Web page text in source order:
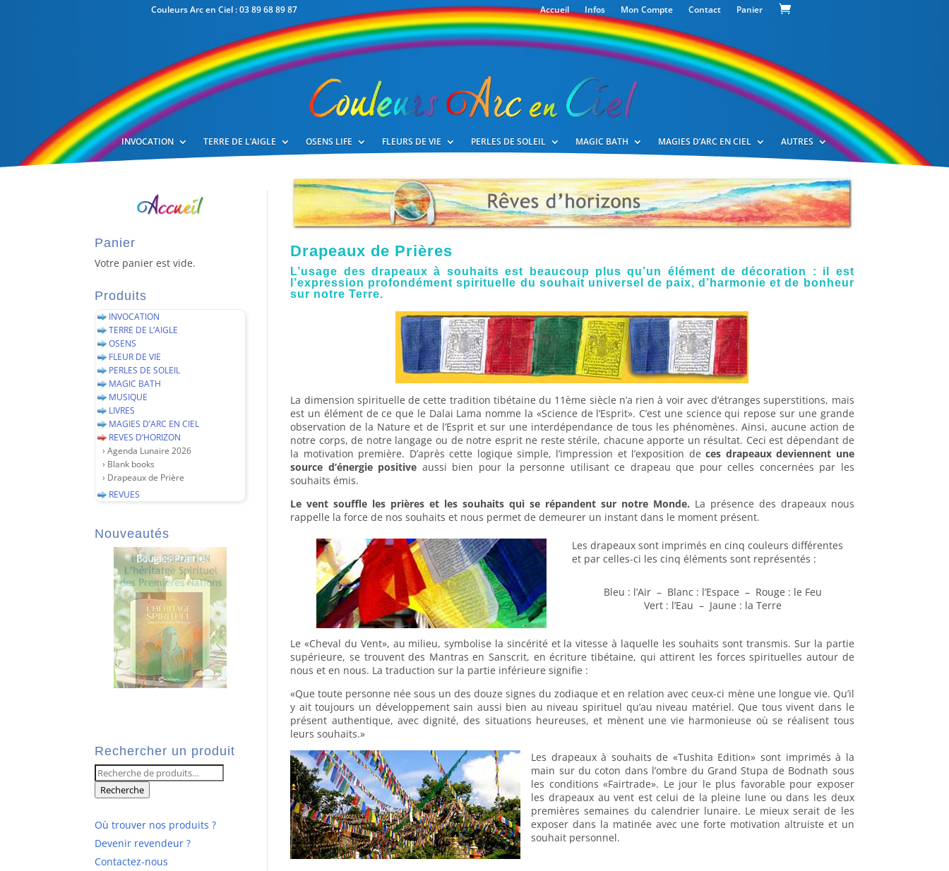
Couleurs Arc en Ciel : 03 89 68 89 87 Accueil Infos Mon Compte Contact Panier—
INVOCATION TERRE DE L’AIGLE OSENS LIFE FLEURS DE VIE PERLES DE SOLEIL MAGIC BATH MAGIES D’ARC EN CIEL AUTRES
Panier
Votre panier est vide.
Produits
INVOCATION
TERRE DE L’AIGLE
OSENS
FLEUR DE VIE
PERLES DE SOLEIL
MAGIC BATH
MUSIQUE
LIVRES
MAGIES D’ARC EN CIEL
REVES D’HORIZON
› Agenda Lunaire 2026
› Blank books
› Drapeaux de Prière
REVUES
Nouveautés
Rechercher un produit
Recherche
pour :
Recherche
Où trouver nos produits ?
Devenir revendeur ?
Contactez-nous
Drapeaux de Prières
L’usage des drapeaux à souhaits est beaucoup plus qu’un élément de décoration : il est
l’expression profondément spirituelle du souhait universel de paix, d’harmonie et de bonheur
sur notre Terre.
La dimension spirituelle de cette tradition tibétaine du 11ème siècle n’a rien à voir avec d’étranges superstitions, mais
est un élément de ce que le Dalai Lama nomme la «Science de l’Esprit». C’est une science qui repose sur une grande
observation de la Nature et de l’Esprit et sur une interdépendance de tous les phénomènes. Ainsi, aucune action de
notre corps, de notre langage ou de notre esprit ne reste stérile, chacune apporte un résultat. Ceci est dépendant de
la motivation première. D’après cette logique simple, l’impression et l’exposition deces drapeaux deviennent une
source d’énergie positive aussi bien pour la personne utilisant ce drapeau que pour celles concernées par les
souhaits émis.
Le vent souffle les prières et les souhaits qui se répandent sur notre Monde. La présence des drapeaux nous
rappelle la force de nos souhaits et nous permet de demeurer un instant dans le moment présent.
Les drapeaux sont imprimés en cinq couleurs différentes
et par celles-ci les cinq éléments sont représentés :
Bleu : l’Air – Blanc : l’Espace – Rouge : le Feu
Vert : l’Eau – Jaune : la Terre
Le «Cheval du Vent», au milieu, symbolise la sincérité et la vitesse à laquelle les souhaits sont transmis. Sur la partie
supérieure, se trouvent des Mantras en Sanscrit, en écriture tibétaine, qui attirent les forces spirituelles autour de
nous et en nous. La traduction sur la partie inférieure signifie :
«Que toute personne née sous un des douze signes du zodiaque et en relation avec ceux-ci mène une longue vie. Qu’il
y ait toujours un développement sain aussi bien au niveau spirituel qu’au niveau matériel. Que tous vivent dans le
présent authentique, avec dignité, des situations heureuses, et mènent une vie harmonieuse où se réalisent tous
leurs souhaits.»
Les drapeaux à souhaits de «Tushita Edition» sont imprimés à la
main sur du coton dans l’ombre du Grand Stupa de Bodnath sous
les conditions «Fairtrade». Le jour le plus favorable pour exposer
les drapeaux au vent est celui de la pleine lune ou dans les deux
premières semaines du calendrier lunaire. Le mieux serait de les
exposer dans la matinée avec une forte motivation altruiste et un
souhait personnel.